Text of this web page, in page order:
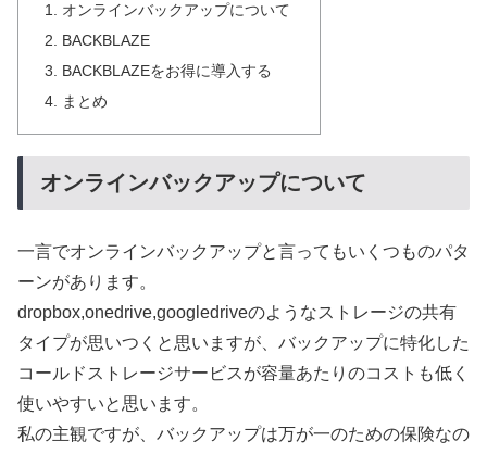
オンラインバックアップについて
BACKBLAZE
BACKBLAZEをお得に導入する
まとめ
オンラインバックアップについて
一言でオンラインバックアップと言ってもいくつものパタ
ーンがあります。
dropbox,onedrive,googledriveのようなストレージの共有
タイプが思いつくと思いますが、バックアップに特化した
コールドストレージサービスが容量あたりのコストも低く
使いやすいと思います。
私の主観ですが、バックアップは万が一のための保険なの